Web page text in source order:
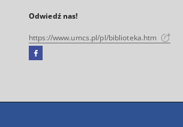
Odwiedź nas!
https://www.umcs.pl/pl/biblioteka.htm
Facebook
się